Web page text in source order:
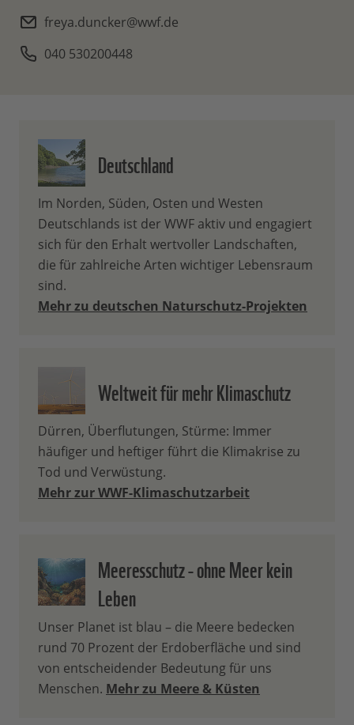
freya.duncker@wwf.de
040 530200448
Deutschland
Im Norden, Süden, Osten und Westen
Deutschlands ist der WWF aktiv und engagiert
sich für den Erhalt wertvoller Landschaften,
die für zahlreiche Arten wichtiger Lebensraum
sind.
Mehr zu deutschen Naturschutz-Projekten
Weltweit für mehr Klimaschutz
Dürren, Überflutungen, Stürme: Immer
häufiger und heftiger führt die Klimakrise zu
Tod und Verwüstung.
Mehr zur WWF-Klimaschutzarbeit
Meeresschutz - ohne Meer kein
Leben
Unser Planet ist blau – die Meere bedecken
rund 70 Prozent der Erdoberfläche und sind
von entscheidender Bedeutung für uns
Menschen. Mehr zu Meere & Küsten